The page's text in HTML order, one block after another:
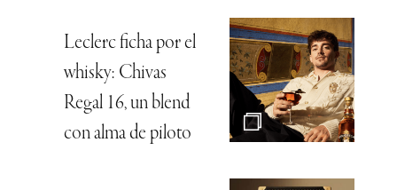
Leclerc ficha por el
whisky: Chivas
Regal 16, un blend
con alma de piloto